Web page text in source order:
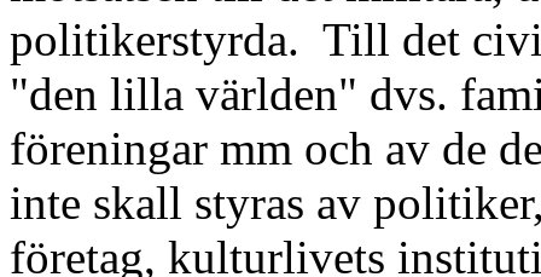
politikerstyrda. Till det
"den lilla världen" dvs.
föreningar mm och av de
inte skall styras av
företag, kulturlivets